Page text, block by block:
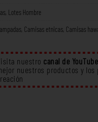
Lotes Hombre
Camisas etnicas Camisas
nuestro canal de YouTube
nuestros productos y los